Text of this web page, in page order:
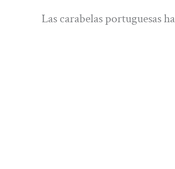
Las carabelas portuguesas